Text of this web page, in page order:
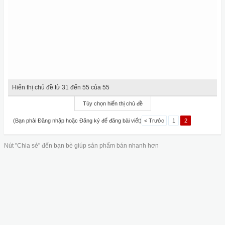
Hiển thị chủ đề từ 31 đến 55 của 55
Tùy chọn hiển thị chủ đề
(Bạn phải Đăng nhập hoặc Đăng ký để đăng bài viết) < Trước 1 2
Nút "Chia sẻ" đến bạn bè giúp sản phẩm bán nhanh hơn